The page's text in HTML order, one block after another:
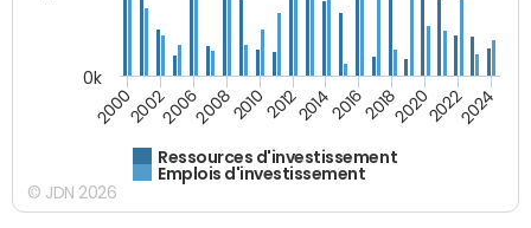
Ressources d'investissement
Emplois d'investissement
200020022006200820102012201420162018202020222024
0k
© JDN 2026